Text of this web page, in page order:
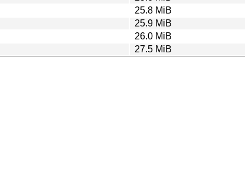
25.8 MiB
25.9 MiB
26.0 MiB
27.5 MiB